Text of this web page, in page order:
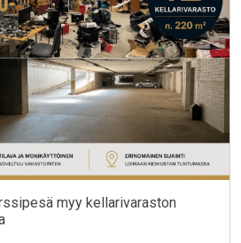
myy kellarivaraston